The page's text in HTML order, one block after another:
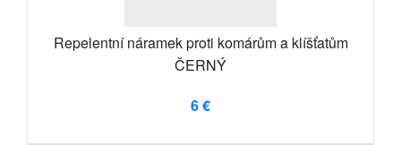
Repelentní náramek proti komárům a klíšťatům
ČERNÝ
6 €